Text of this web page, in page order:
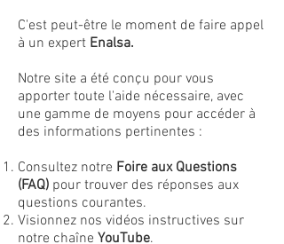
C'est peut-être le moment de faire appel
à un expert Enalsa.
Notre site a été conçu pour vous
apporter toute l'aide nécessaire, avec
une gamme de moyens pour accéder à
des informations pertinentes :
Consultez notre Foire aux Questions
(FAQ) pour trouver des réponses aux
questions courantes.
Visionnez nos vidéos instructives sur
notre chaîne YouTube.